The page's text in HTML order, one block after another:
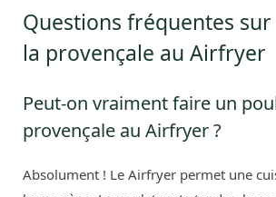
Questions fréquentes
la provençale au Airfryer
Peut-on vraiment faire un
provençale au Airfryer ?
Absolument ! Le Airfryer permet une